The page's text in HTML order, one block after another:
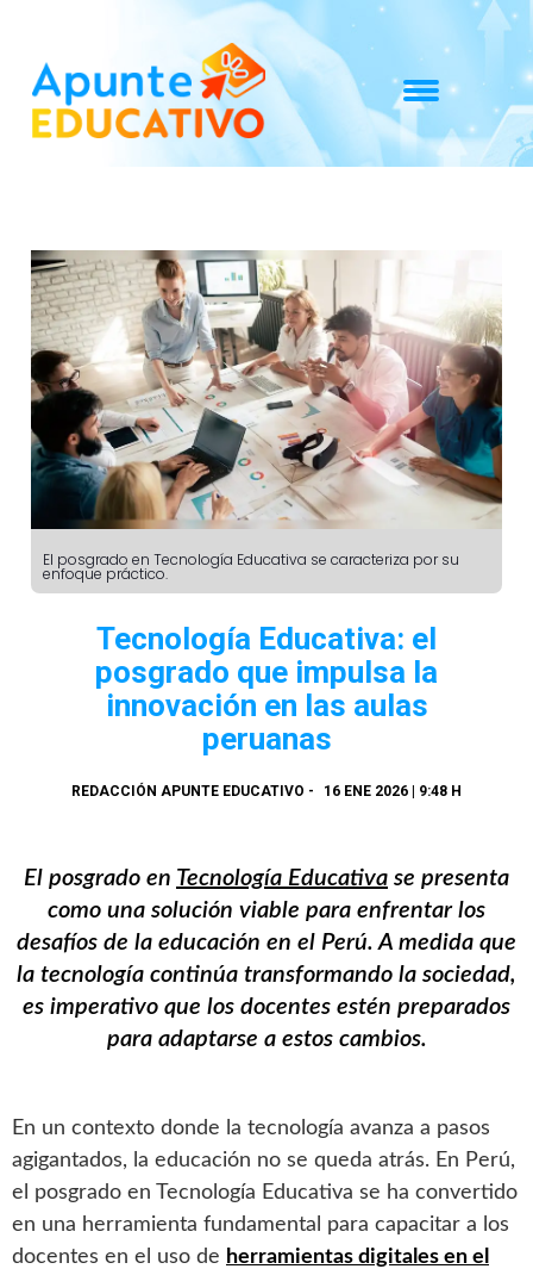
El posgrado en Tecnología Educativa se caracteriza por su
enfoque práctico.
Tecnología Educativa: el
posgrado que impulsa la
innovación en las aulas
peruanas
REDACCIÓN APUNTE EDUCATIVO - 16 ENE 2026 | 9:48 H
El posgrado en Tecnología Educativa se presenta
como una solución viable para enfrentar los
desafíos de la educación en el Perú. A medida que
la tecnología continúa transformando la sociedad,
es imperativo que los docentes estén preparados
para adaptarse a estos cambios.
En un contexto donde la tecnología avanza a pasos
agigantados, la educación no se queda atrás. En Perú,
el posgrado en Tecnología Educativa se ha convertido
en una herramienta fundamental para capacitar a los
docentes en el uso de herramientas digitales en el